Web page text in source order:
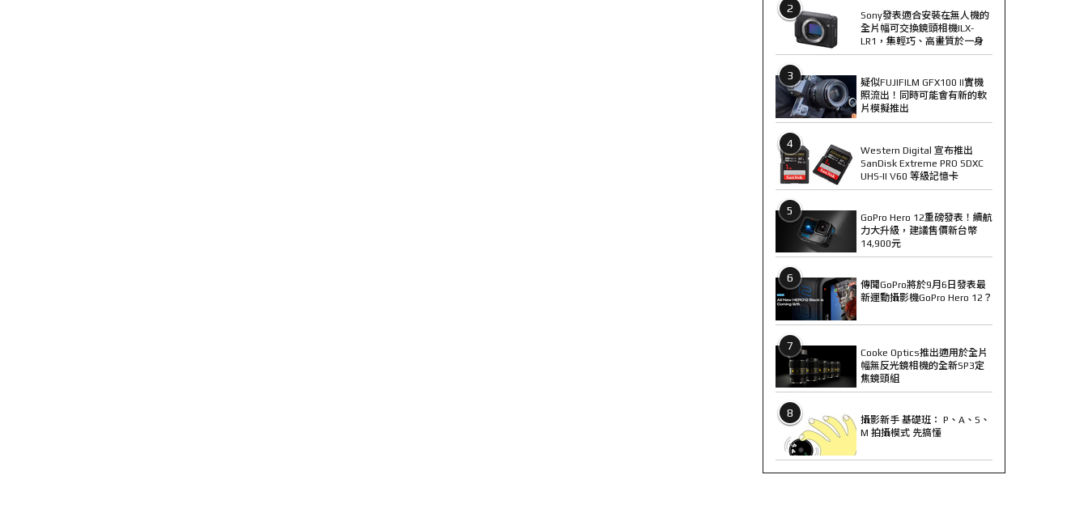
2
Sony發表適合安裝在無人機的
全片幅可交換鏡頭相機ILX-
LR1，集輕巧、高畫質於一身
3
疑似FUJIFILM GFX100 II實機
照流出！同時可能會有新的軟
片模擬推出
4
Western Digital 宣布推出
SanDisk Extreme PRO SDXC
UHS-II V60 等級記憶卡
5
GoPro Hero 12重磅發表！續航
力大升級，建議售價新台幣
14,900元
6
傳聞GoPro將於9月6日發表最
新運動攝影機GoPro Hero 12？
7
Cooke Optics推出適用於全片
幅無反光鏡相機的全新SP3定
焦鏡頭組
8
攝影新手 基礎班： P、A、S、
M 拍攝模式 先搞懂